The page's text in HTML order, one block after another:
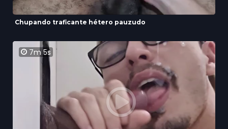
Chupando traficante hétero pauzudo
7m 5s